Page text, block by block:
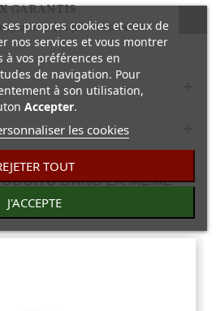
GARANTIS
qualité à des prix imbattables..
DANS LA MÊME
:
propres cookies et ceux de
nos services et vous montrer
vos préférences en
de navigation. Pour
à son utilisation,
Accepter.
les cookies
TOUT
J'ACCEPTE